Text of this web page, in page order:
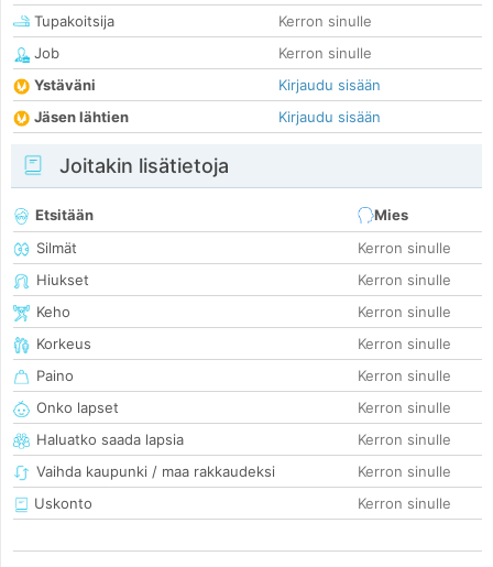
Tupakoitsija
Kerron sinulle
Job
Kerron sinulle
Ystäväni
Kirjaudu sisään
Jäsen lähtien
Kirjaudu sisään
Joitakin lisätietoja
Etsitään
Mies
Silmät
Kerron sinulle
Hiukset
Kerron sinulle
Keho
Kerron sinulle
Korkeus
Kerron sinulle
Paino
Kerron sinulle
Onko lapset
Kerron sinulle
Haluatko saada lapsia
Kerron sinulle
Vaihda kaupunki / maa rakkaudeksi
Kerron sinulle
Uskonto
Kerron sinulle